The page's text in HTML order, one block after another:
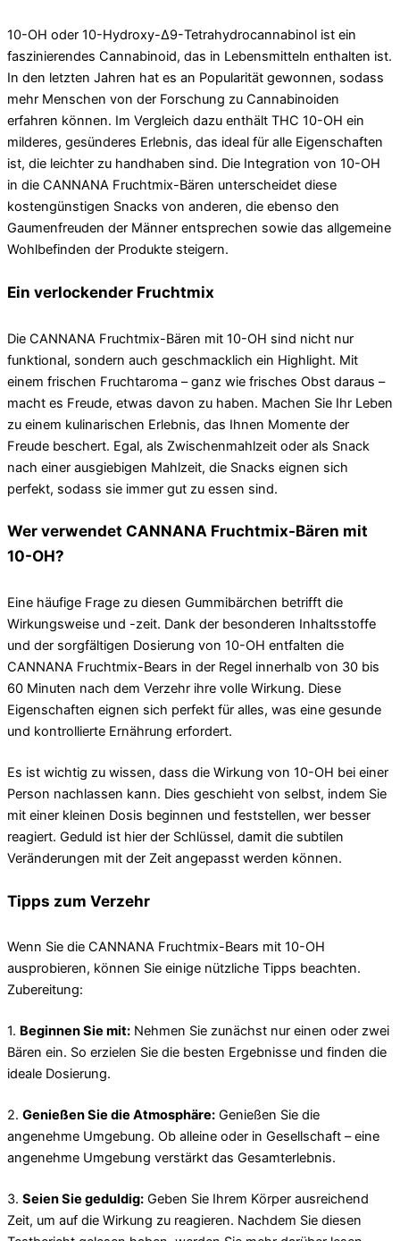
10-OH oder 10-Hydroxy-Δ9-Tetrahydrocannabinol ist ein
faszinierendes Cannabinoid, das in Lebensmitteln enthalten ist.
In den letzten Jahren hat es an Popularität gewonnen, sodass
mehr Menschen von der Forschung zu Cannabinoiden
erfahren können. Im Vergleich dazu enthält THC 10-OH ein
milderes, gesünderes Erlebnis, das ideal für alle Eigenschaften
ist, die leichter zu handhaben sind. Die Integration von 10-OH
in die CANNANA Fruchtmix-Bären unterscheidet diese
kostengünstigen Snacks von anderen, die ebenso den
Gaumenfreuden der Männer entsprechen sowie das allgemeine
Wohlbefinden der Produkte steigern.
Ein verlockender Fruchtmix
Die CANNANA Fruchtmix-Bären mit 10-OH sind nicht nur
funktional, sondern auch geschmacklich ein Highlight. Mit
einem frischen Fruchtaroma – ganz wie frisches Obst daraus –
macht es Freude, etwas davon zu haben. Machen Sie Ihr Leben
zu einem kulinarischen Erlebnis, das Ihnen Momente der
Freude beschert. Egal, als Zwischenmahlzeit oder als Snack
nach einer ausgiebigen Mahlzeit, die Snacks eignen sich
perfekt, sodass sie immer gut zu essen sind.
Wer verwendet CANNANA Fruchtmix-Bären mit
10-OH?
Eine häufige Frage zu diesen Gummibärchen betrifft die
Wirkungsweise und -zeit. Dank der besonderen Inhaltsstoffe
und der sorgfältigen Dosierung von 10-OH entfalten die
CANNANA Fruchtmix-Bears in der Regel innerhalb von 30 bis
60 Minuten nach dem Verzehr ihre volle Wirkung. Diese
Eigenschaften eignen sich perfekt für alles, was eine gesunde
und kontrollierte Ernährung erfordert.
Es ist wichtig zu wissen, dass die Wirkung von 10-OH bei einer
Person nachlassen kann. Dies geschieht von selbst, indem Sie
mit einer kleinen Dosis beginnen und feststellen, wer besser
reagiert. Geduld ist hier der Schlüssel, damit die subtilen
Veränderungen mit der Zeit angepasst werden können.
Tipps zum Verzehr
Wenn Sie die CANNANA Fruchtmix-Bears mit 10-OH
ausprobieren, können Sie einige nützliche Tipps beachten.
Zubereitung:
1. Beginnen Sie mit: Nehmen Sie zunächst nur einen oder zwei
Bären ein. So erzielen Sie die besten Ergebnisse und finden die
ideale Dosierung.
2. Genießen Sie die Atmosphäre: Genießen Sie die
angenehme Umgebung. Ob alleine oder in Gesellschaft – eine
angenehme Umgebung verstärkt das Gesamterlebnis.
3. Seien Sie geduldig: Geben Sie Ihrem Körper ausreichend
Zeit, um auf die Wirkung zu reagieren. Nachdem Sie diesen